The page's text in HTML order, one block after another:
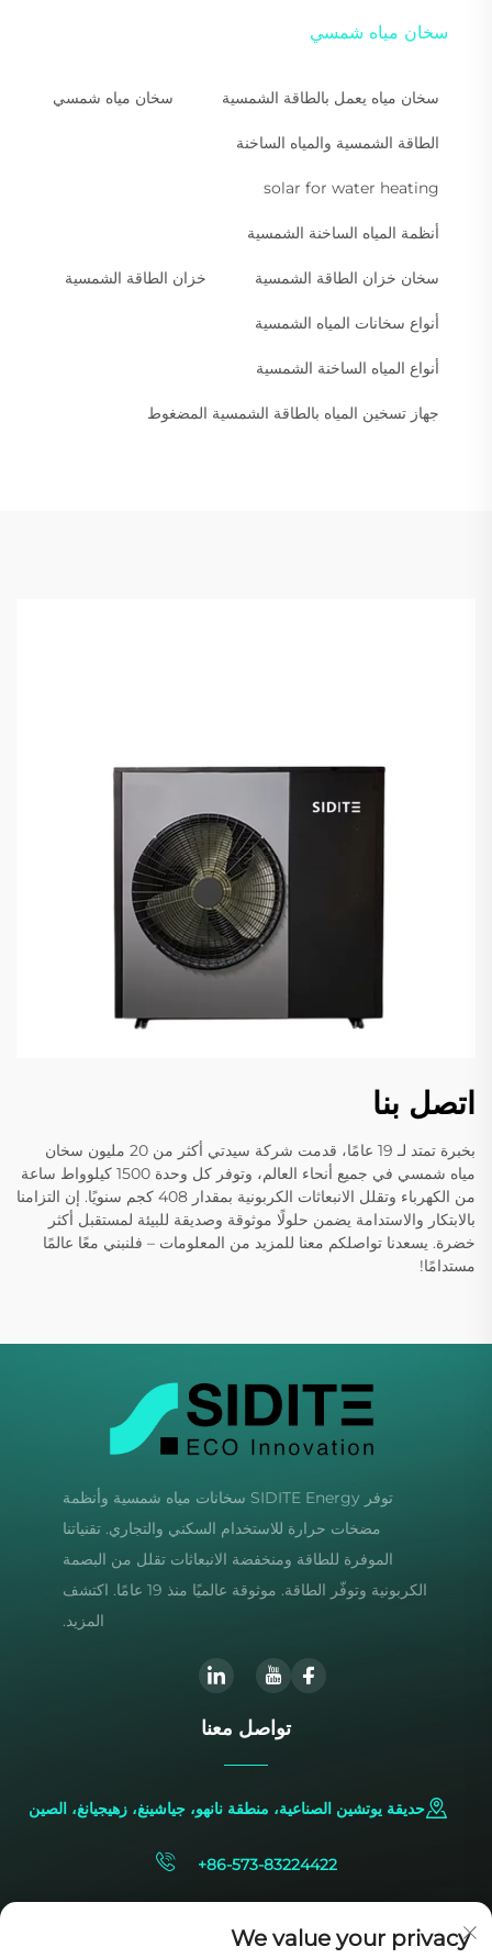
سخان مياه شمسي
سخان مياه يعمل بالطاقة الشمسية سخان مياه شمسي
الطاقة الشمسية والمياه الساخنة
solar for water heating
أنظمة المياه الساخنة الشمسية
سخان خزان الطاقة الشمسية خزان الطاقة الشمسية
أنواع سخانات المياه الشمسية
أنواع المياه الساخنة الشمسية
جهاز تسخين المياه بالطاقة الشمسية المضغوط
اتصل بنا
بخبرة تمتد لـ 19 عامًا، قدمت شركة سيدتي أكثر من 20 مليون سخان
مياه شمسي في جميع أنحاء العالم، وتوفر كل وحدة 1500 كيلوواط ساعة
من الكهرباء وتقلل الانبعاثات الكربونية بمقدار 408 كجم سنويًا. إن التزامنا
بالابتكار والاستدامة يضمن حلولًا موثوقة وصديقة للبيئة لمستقبل أكثر
خضرة. يسعدنا تواصلكم معنا للمزيد من المعلومات – فلنبني معًا عالمًا
مستدامًا!
توفر SIDITE Energy سخانات مياه شمسية وأنظمة
مضخات حرارة للاستخدام السكني والتجاري. تقنياتنا
الموفرة للطاقة ومنخفضة الانبعاثات تقلل من البصمة
الكربونية وتوفّر الطاقة. موثوقة عالميًا منذ 19 عامًا. اكتشف
المزيد.
تواصل معنا
حديقة يوتشين الصناعية، منطقة نانهو، جياشينغ، زهيجيانغ، الصين
+86-573-83224422
We value your privacy